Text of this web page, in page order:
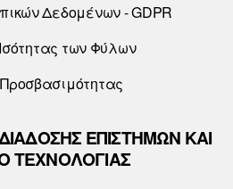
Δεδομένων - GDPR
των Φύλων
ΕΠΙΣΤΗΜΩΝ ΚΑΙ
ΤΕΧΝΟΛΟΓΙΑΣ